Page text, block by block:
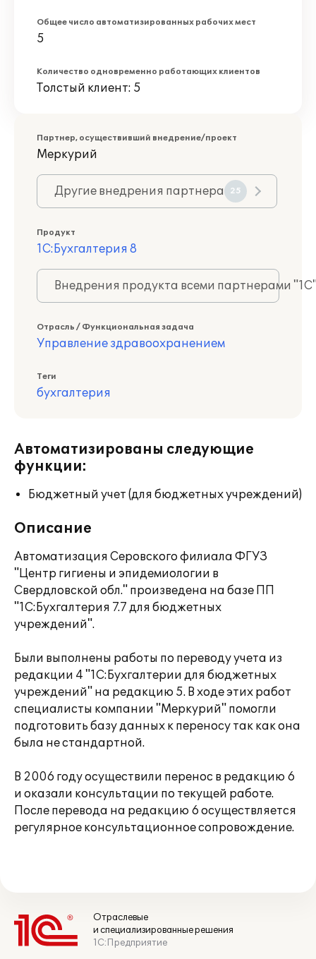
Общее число автоматизированных рабочих мест
5
Количество одновременно работающих клиентов
Толстый клиент: 5
Партнер, осуществивший внедрение/проект
Меркурий
Другие внедрения партнера 25
Продукт
1С:Бухгалтерия 8
Внедрения продукта всеми партнерами
Отрасль / Функциональная задача
Управление здравоохранением
Теги
бухгалтерия
Автоматизированы следующие
функции:
Бюджетный учет (для бюджетных учреждений)
Описание
Автоматизация Серовского филиала ФГУЗ
"Центр гигиены и эпидемиологии в
Свердловской обл." произведена на базе ПП
"1С:Бухгалтерия 7.7 для бюджетных
учреждений".
Были выполнены работы по переводу учета из
редакции 4 "1С:Бухгалтерии для бюджетных
учреждений" на редакцию 5. В ходе этих работ
специалисты компании "Меркурий" помогли
подготовить базу данных к переносу так как она
была не стандартной.
В 2006 году осуществили перенос в редакцию 6
и оказали консультации по текущей работе.
После перевода на редакцию 6 осуществляется
регулярное консультационное сопровождение.
Отраслевые
и специализированные решения
1С:Предприятие